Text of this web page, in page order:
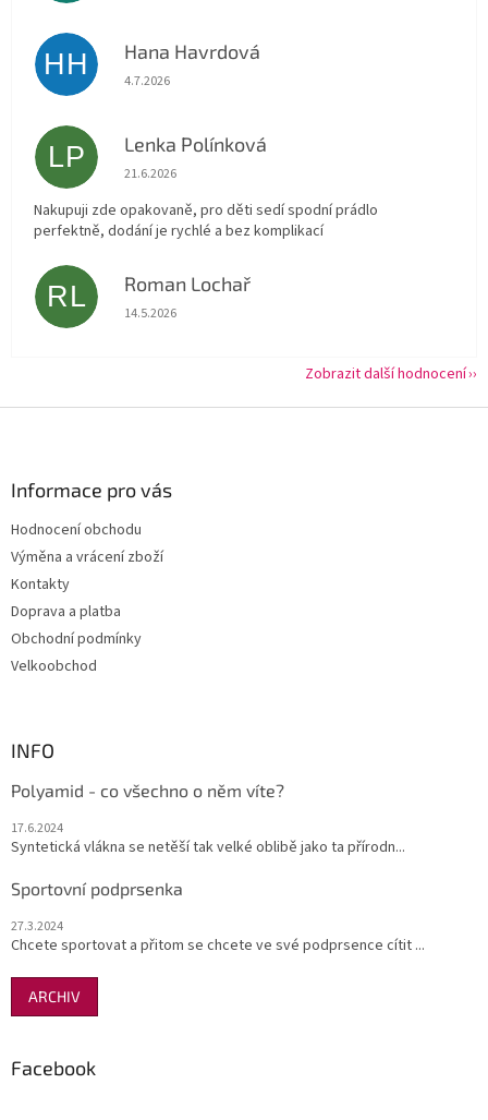
HH Hana Havrdová
Hodnocení obchodu je 5 z 5 hvězdiček.
4.7.2026
LP Lenka Polínková
Hodnocení obchodu je 5 z 5 hvězdiček.
21.6.2026
Nakupuji zde opakovaně, pro děti sedí spodní prádlo
perfektně, dodání je rychlé a bez komplikací
RL Roman Lochař
Hodnocení obchodu je 5 z 5 hvězdiček.
14.5.2026
Zobrazit další hodnocení
Informace pro vás
Hodnocení obchodu
Výměna a vrácení zboží
Kontakty
Doprava a platba
Obchodní podmínky
Velkoobchod
INFO
Polyamid - co všechno o něm víte?
17.6.2024
Syntetická vlákna se netěší tak velké oblibě jako ta přírodn...
Sportovní podprsenka
27.3.2024
Chcete sportovat a přitom se chcete ve své podprsence cítit ...
ARCHIV
Facebook